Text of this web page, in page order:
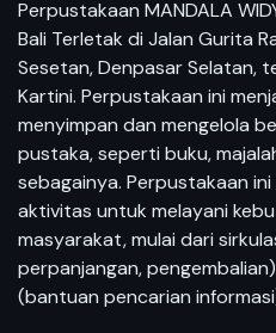
Perpustakaan MANDALA
Bali Terletak di Jalan Gurita
Sesetan, Denpasar Selatan,
Kartini. Perpustakaan ini
menyimpan dan mengelola
pustaka, seperti buku,
sebagainya. Perpustakaan
aktivitas untuk melayani
masyarakat, mulai dari
perpanjangan,
(bantuan pencarian